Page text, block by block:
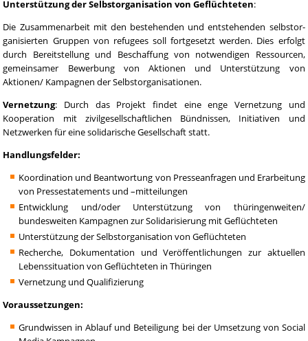
Unterstützung der Selbstorganisation von Geflüchteten:
Die Zusammenarbeit mit den bestehenden und entstehenden selbstor-
ganisierten Gruppen von refugees soll fortgesetzt werden. Dies erfolgt
durch Bereitstellung und Beschaffung von notwendigen Ressourcen,
gemeinsamer Bewerbung von Aktionen und Unterstützung von
Aktionen/ Kampagnen der Selbstorganisationen.
Vernetzung: Durch das Projekt findet eine enge Vernetzung und
Kooperation mit zivilgesellschaftlichen Bündnissen, Initiativen und
Netzwerken für eine solidarische Gesellschaft statt.
Handlungsfelder:
Koordination und Beantwortung von Presseanfragen und Erarbeitung
von Pressestatements und –mitteilungen
Entwicklung und/oder Unterstützung von thüringenweiten/
bundesweiten Kampagnen zur Solidarisierung mit Geflüchteten
Unterstützung der Selbstorganisation von Geflüchteten
Recherche, Dokumentation und Veröffentlichungen zur aktuellen
Lebenssituation von Geflüchteten in Thüringen
Vernetzung und Qualifizierung
Voraussetzungen:
Grundwissen in Ablauf und Beteiligung bei der Umsetzung von Social